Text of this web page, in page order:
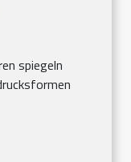
spiegeln